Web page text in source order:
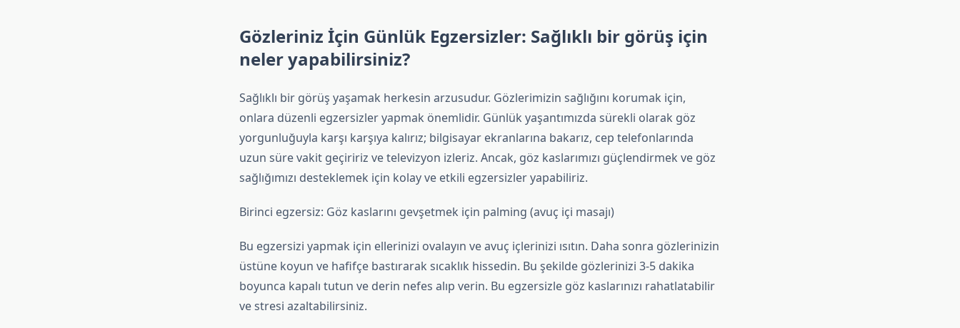
Gözleriniz İçin Günlük Egzersizler: Sağlıklı bir görüş için
neler yapabilirsiniz?
Sağlıklı bir görüş yaşamak herkesin arzusudur. Gözlerimizin sağlığını korumak için,
onlara düzenli egzersizler yapmak önemlidir. Günlük yaşantımızda sürekli olarak göz
yorgunluğuyla karşı karşıya kalırız; bilgisayar ekranlarına bakarız, cep telefonlarında
uzun süre vakit geçiririz ve televizyon izleriz. Ancak, göz kaslarımızı güçlendirmek ve göz
sağlığımızı desteklemek için kolay ve etkili egzersizler yapabiliriz.
Birinci egzersiz: Göz kaslarını gevşetmek için palming (avuç içi masajı)
Bu egzersizi yapmak için ellerinizi ovalayın ve avuç içlerinizi ısıtın. Daha sonra gözlerinizin
üstüne koyun ve hafifçe bastırarak sıcaklık hissedin. Bu şekilde gözlerinizi 3-5 dakika
boyunca kapalı tutun ve derin nefes alıp verin. Bu egzersizle göz kaslarınızı rahatlatabilir
ve stresi azaltabilirsiniz.